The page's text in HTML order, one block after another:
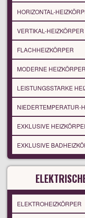
HORIZONTAL-
VERTIKAL-HEIZKÖRPER
FLACHHEIZKÖRPER
MODERNE HEIZKÖRPER
LEISTUNGSSTARKE
NIEDERTEMPERATUR-
EXKLUSIVE
EXKLUSIVE
ELEKTROHEIZKÖRPER